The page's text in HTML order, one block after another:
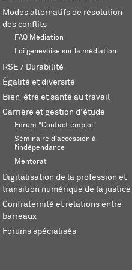
Modes alternatifs de résolution
des conflits
FAQ Médiation
Loi genevoise sur la médiation
RSE / Durabilité
Égalité et diversité
Bien-être et santé au travail
Carrière et gestion d'étude
Forum "Contact emploi"
Séminaire d’accession à
l’indépendance
Mentorat
Digitalisation de la profession et
transition numérique de la justice
Confraternité et relations entre
barreaux
Forums spécialisés